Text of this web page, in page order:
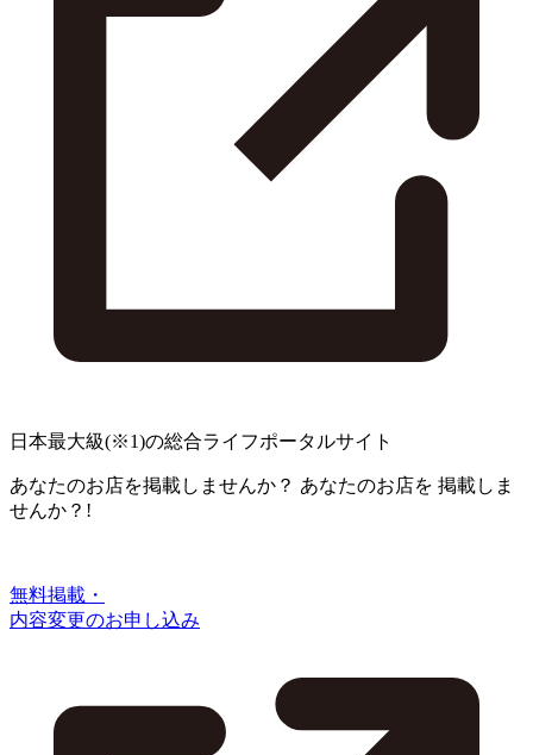
日本最大級(※1)の総合ライフポータルサイト
あなたのお店を掲載しませんか？ あなたのお店を 掲載しま
せんか？!
無料掲載・
内容変更のお申し込み